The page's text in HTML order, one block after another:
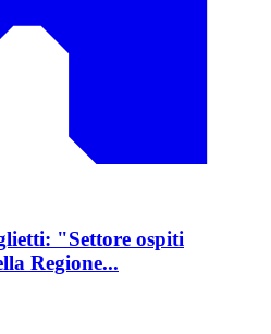
"Settore ospiti
Regione...